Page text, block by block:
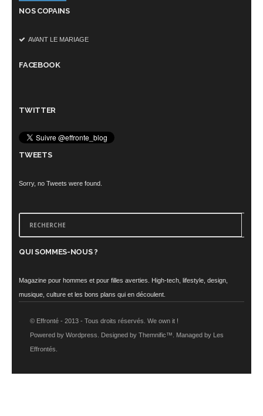
NOS COPAINS
AVANT LE MARIAGE
FACEBOOK
TWITTER
TWEETS
Sorry, no Tweets were found.
QUI SOMMES-NOUS ?
Magazine pour hommes et pour filles averties. High-tech, lifestyle, design,
musique, culture et les bons plans qui en découlent.
© Effronté - 2013 - Tous droits réservés. We own it !
Powered by Wordpress. Designed by Themnific™. Managed by Les
Effrontés.